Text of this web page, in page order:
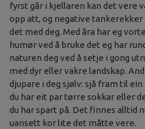
fyrst går i kjellaren kan det vere
opp att, og negative tankerekker
det med deg. Med åra har eg
humør ved å bruke det eg har
naturen deg ved å setje i gong
med dyr eller vakre landskap.
djupare i deg sjølv: sjå fram til
du har eit par tørre sokkar eller
du har spart på. Det finnes alltid
uansett kor lite det måtte vere.